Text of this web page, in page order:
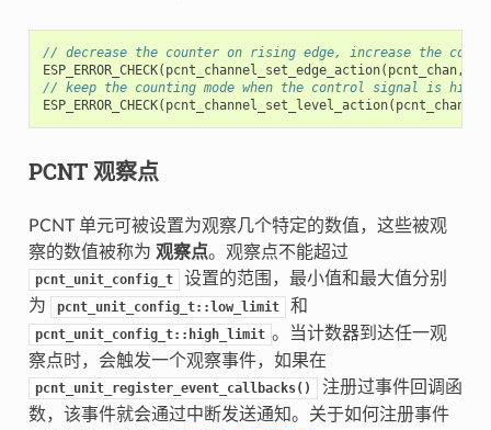
// decrease the counter on rising edge, increase the
ESP_ERROR_CHECK( pcnt_channel_set_edge_action( pcnt_chan,
// keep the counting mode when the control signal is
ESP_ERROR_CHECK( pcnt_channel_set_level_action( pcnt_chan
PCNT 观察点
PCNT 单元可被设置为观察几个特定的数值，这些被观
察的数值被称为 观察点。观察点不能超过
pcnt_unit_config_t
设置的范围，最小值和最大值分别
为
pcnt_unit_config_t::low_limit 和
pcnt_unit_config_t::high_limit 。当计数器到达任一观
察点时，会触发一个观察事件，如果在
pcnt_unit_register_event_callbacks()
注册过事件回调函
数，该事件就会通过中断发送通知。关于如何注册事件